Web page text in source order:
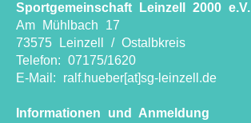
Sportgemeinschaft Leinzell 2000 e.V.
Am Mühlbach 17
73575 Leinzell / Ostalbkreis
Telefon: 07175/1620
E-Mail: ralf.hueber[at]sg-leinzell.de
Informationen und Anmeldung